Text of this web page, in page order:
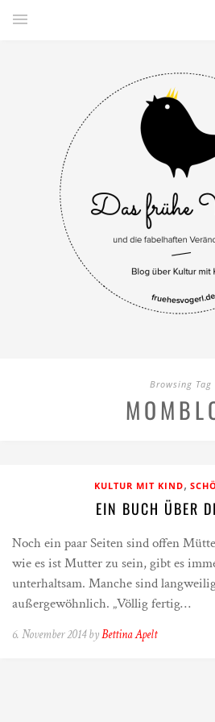
Browsing Tag
KULTUR MIT KIND,
EIN BUCH ÜBER
Noch ein paar Seiten sind offen
wie es ist Mutter zu sein, gibt es
unterhaltsam. Manche sind
außergewöhnlich. „Völlig fertig…
6. November 2014 byBettina Apelt